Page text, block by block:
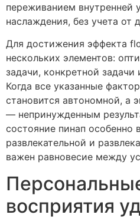
переживанием внутренней
наслаждения, без учета от
Для достижения эффекта
нескольких элементов:
задачи, конкретной
Когда все указанные
становится автономной, а
— непринужденным
состояние пинап особенно
развлекательной и
важен равновесие между
восприятия